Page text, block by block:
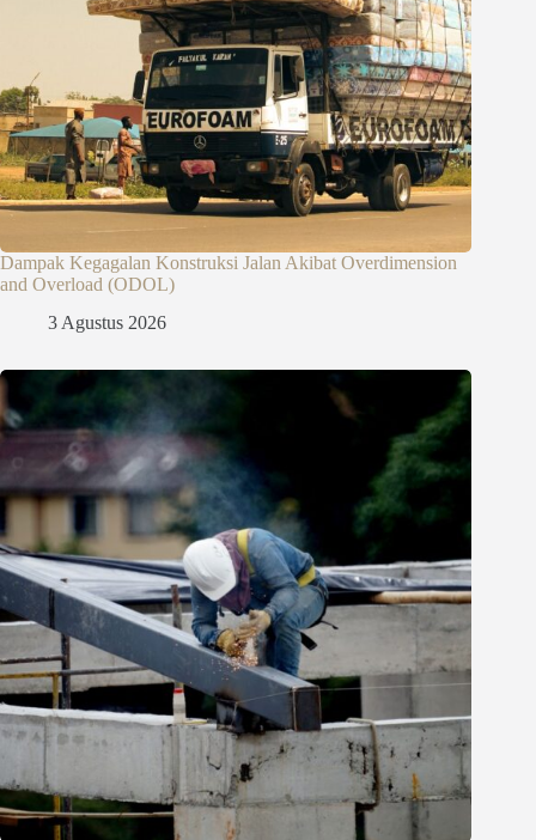
Dampak Kegagalan Konstruksi Jalan Akibat Overdimension
and Overload (ODOL)
3 Agustus 2026